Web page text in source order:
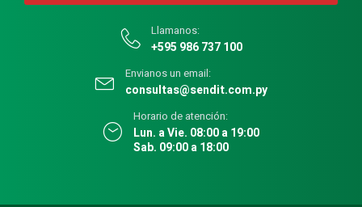
Llamanos:
+595 986 737 100
Envianos un email:
consultas@sendit.com.py
Horario de atención:
Lun. a Vie. 08:00 a 19:00
Sab. 09:00 a 18:00